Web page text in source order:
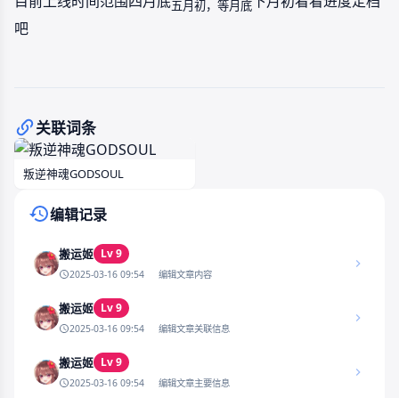
五月初，等月底
吧
关联词条
叛逆神魂GODSOUL
编辑记录
搬运姬 Lv 9
2025-03-16 09:54 编辑文章内容
搬运姬 Lv 9
2025-03-16 09:54 编辑文章关联信息
搬运姬 Lv 9
2025-03-16 09:54 编辑文章主要信息